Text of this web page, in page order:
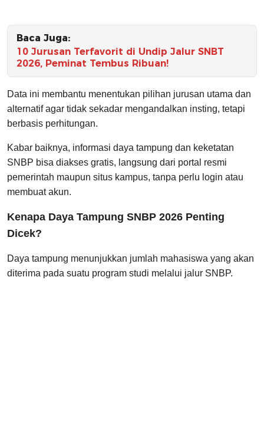
Baca Juga:
10 Jurusan Terfavorit di Undip Jalur SNBT
2026, Peminat Tembus Ribuan!
Data ini membantu menentukan pilihan jurusan utama dan
alternatif agar tidak sekadar mengandalkan insting, tetapi
berbasis perhitungan.
Kabar baiknya, informasi daya tampung dan keketatan
SNBP bisa diakses gratis, langsung dari portal resmi
pemerintah maupun situs kampus, tanpa perlu login atau
membuat akun.
Kenapa Daya Tampung SNBP 2026 Penting
Dicek?
Daya tampung menunjukkan jumlah mahasiswa yang akan
diterima pada suatu program studi melalui jalur SNBP.